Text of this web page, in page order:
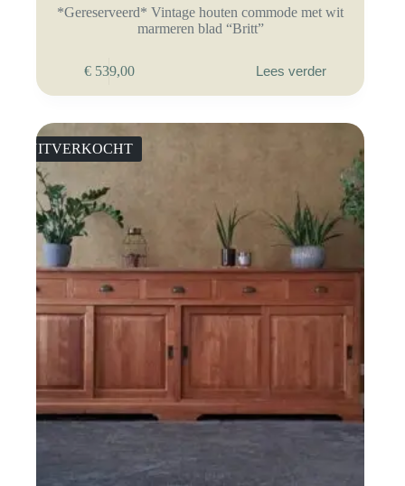
*Gereserveerd* Vintage houten commode met wit
marmeren blad “Britt”
€539,00 Lees verder
UITVERKOCHT